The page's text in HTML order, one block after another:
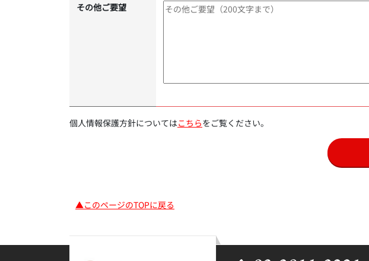
その他ご要望
個人情報保護方針についてはこちらをご覧ください。
▲このページのTOPに戻る